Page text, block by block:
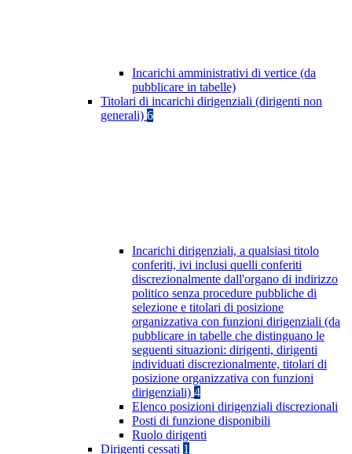
Incarichi amministrativi di vertice (da
pubblicare in tabelle)
Titolari di incarichi dirigenziali (dirigenti non
generali) 6
Incarichi dirigenziali, a qualsiasi titolo
conferiti, ivi inclusi quelli conferiti
discrezionalmente dall'organo di indirizzo
politico senza procedure pubbliche di
selezione e titolari di posizione
organizzativa con funzioni dirigenziali (da
pubblicare in tabelle che distinguano le
seguenti situazioni: dirigenti, dirigenti
individuati discrezionalmente, titolari di
posizione organizzativa con funzioni
dirigenziali) 4
Elenco posizioni dirigenziali discrezionali
Posti di funzione disponibili
Ruolo dirigenti
Dirigenti cessati 1